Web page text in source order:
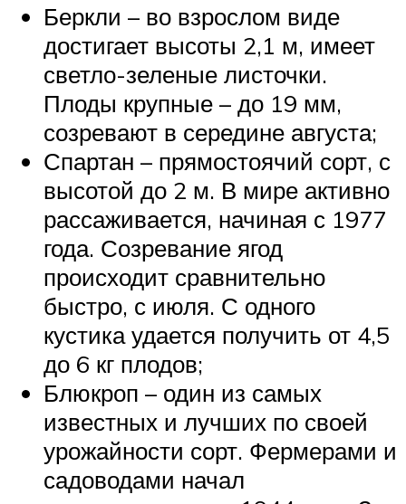
Беркли – во взрослом виде
достигает высоты 2,1 м, имеет
светло-зеленые листочки.
Плоды крупные – до 19 мм,
созревают в середине августа;
Спартан – прямостоячий сорт, с
высотой до 2 м. В мире активно
рассаживается, начиная с 1977
года. Созревание ягод
происходит сравнительно
быстро, с июля. С одного
кустика удается получить от 4,5
до 6 кг плодов;
Блюкроп – один из самых
известных и лучших по своей
урожайности сорт. Фермерами и
садоводами начал